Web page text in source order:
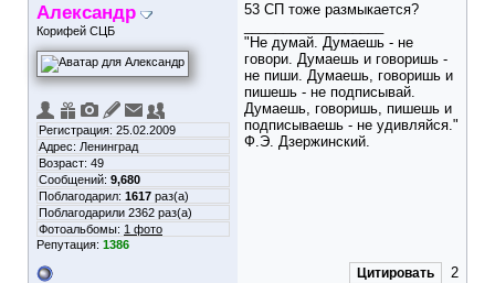
Александр
Корифей СЦБ
Регистрация: 25.02.2009
Адрес: Ленинград
Возраст: 49
Сообщений: 9,680
Поблагодарил: 1617 раз(а)
Поблагодарили 2362 раз(а)
Фотоальбомы: 1 фото
Репутация: 1386
53 СП тоже размыкается?
"Не думай. Думаешь - не
говори. Думаешь и говоришь -
не пиши. Думаешь, говоришь и
пишешь - не подписывай.
Думаешь, говоришь, пишешь и
подписываешь - не удивляйся."
Ф.Э. Дзержинский.
Цитировать 2